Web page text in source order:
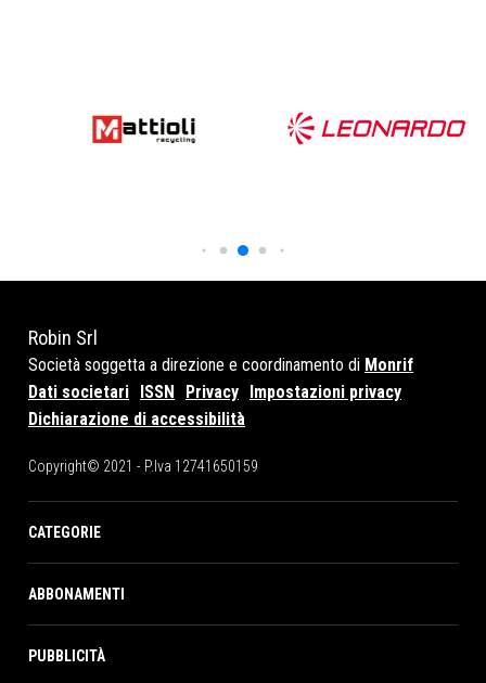
Robin Srl
Società soggetta a direzione e coordinamento di Monrif
Dati societari ISSN Privacy Impostazioni privacy
Dichiarazione di accessibilità
Copyright© 2021 - P.Iva 12741650159
CATEGORIE
ABBONAMENTI
PUBBLICITÀ